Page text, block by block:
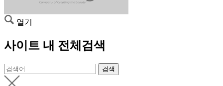
열기
사이트 내 전체검색